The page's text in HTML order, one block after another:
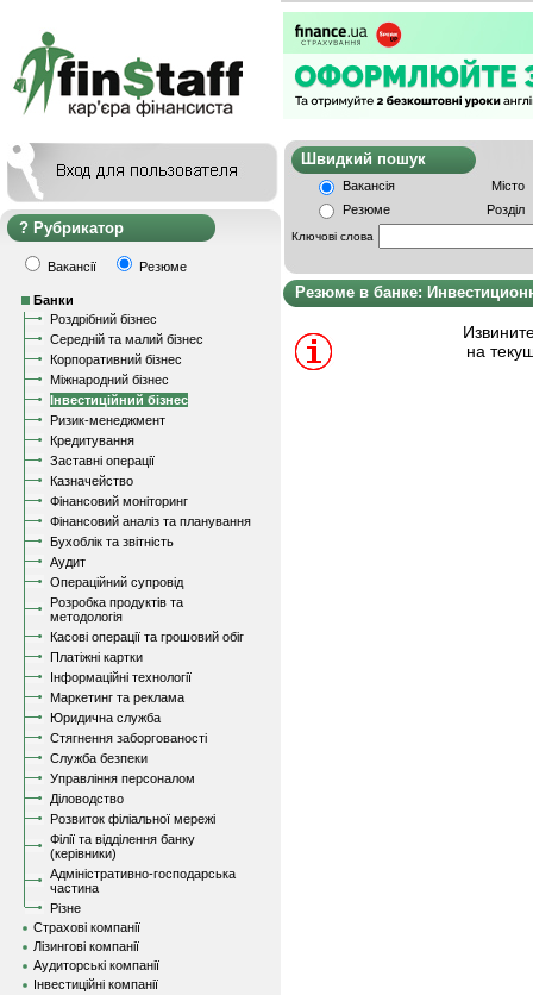
Рубрикатор
Вакансії Резюме
Банки
Роздрібний бізнес
Середній та малий бізнес
Корпоративний бізнес
Міжнародний бізнес
Інвестиційний бізнес
Ризик-менеджмент
Кредитування
Заставні операції
Казначейство
Фінансовий моніторинг
Фінансовий аналіз та планування
Бухоблік та звітність
Аудит
Операційний супровід
Розробка продуктів та
методологія
Касові операції та грошовий обіг
Платіжні картки
Інформаційні технології
Маркетинг та реклама
Юридична служба
Стягнення заборгованості
Служба безпеки
Управління персоналом
Діловодство
Розвиток філіальної мережі
Філії та відділення банку
(керівники)
Адміністративно-господарська
частина
Різне
Страхові компанії
Лізингові компанії
Аудиторські компанії
Інвестиційні компанії
Швидкий
Вакансія
Місто
Резюме
Розділ
Ключові слова
Резюме в банке:
на